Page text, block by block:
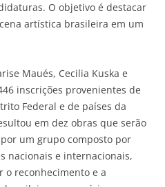
O objetivo é destacar
artística brasileira em um
Maués, Cecilia Kuska e
inscrições provenientes de
Federal e de países da
em dez obras que serão
um grupo composto por
nacionais e internacionais,
reconhecimento e a